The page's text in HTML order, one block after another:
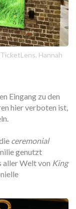
Hannah
Eingang zu den
hier verboten ist,
ceremonial
genutzt
aller Welt von King